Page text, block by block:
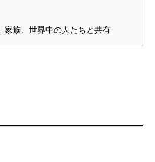
家族、世界中の人たちと共有